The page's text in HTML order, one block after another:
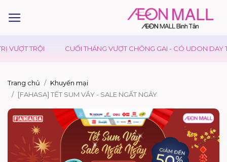
VƯỢT TRỘI CUỐI THÁNG VƯỢT CHÔNG GAI - CÓ UDON DAY
Trang chủ
Khuyến mại
[FAHASA] TẾT SUM VẦY - SALE NGẤT NGÂY